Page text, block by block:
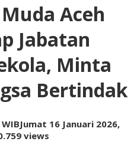
Aceh
Jabatan
Minta
Bertindak
Jumat 16 Januari 2026,
views